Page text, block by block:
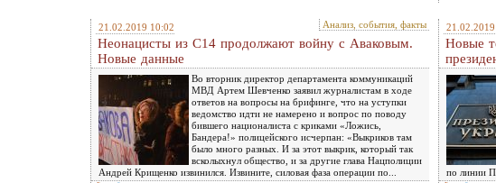
21.02.2019 10:02 Анализ, события, факты
Неонацисты из С14 продолжают войну с Аваковым.
Новые данные
Во вторник директор департамента коммуникаций
МВД Артем Шевченко заявил журналистам в ходе
ответов на вопросы на брифинге, что на уступки
ведомство идти не намерено и вопрос по поводу
бившего националиста с криками «Ложись,
Бандера!» полицейского исчерпан: «Выкриков там
было много разных. И за этот выкрик, который так
всколыхнул общество, и за другие глава Нацполиции
Андрей Крищенко извинился. Извините, силовая фаза операции по...
Новые
по линии